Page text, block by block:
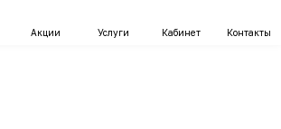
Акции Услуги Кабинет Контакты